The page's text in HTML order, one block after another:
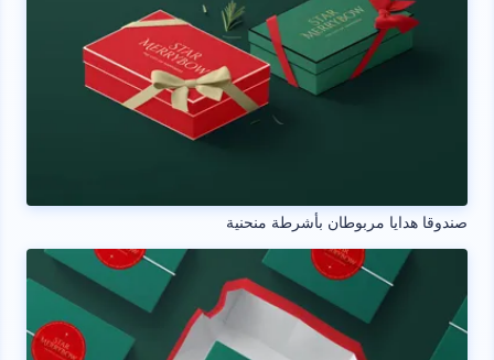
صندوقا هدايا مربوطان بأشرطة منحنية